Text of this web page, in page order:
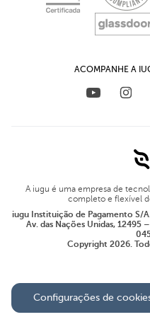
ACOMPANHE A
A iugu é uma empresa de
completo e flexível
iugu Instituição de Pagamento S/
Av. das Nações Unidas, 12495
Copyright 2026.
Configurações de